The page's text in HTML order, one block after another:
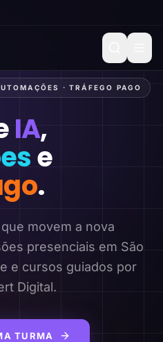
· TRÁFEGO PAGO
IA,
e
.
movem a nova
presenciais em São
e cursos guiados por
Digital.
TURMA